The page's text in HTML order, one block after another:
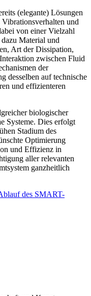
(elegante) Lösungen
und
von einer Vielzahl
Material und
Art der Dissipation,
zwischen Fluid
der
desselben auf technische
und effizienteren
biologischer
Systeme. Dies erfolgt
Stadium des
Optimierung
und Effizienz in
aller relevanten
ganzheitlich